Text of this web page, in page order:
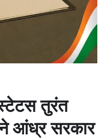
तुरंत
ने आंध्र सरकार